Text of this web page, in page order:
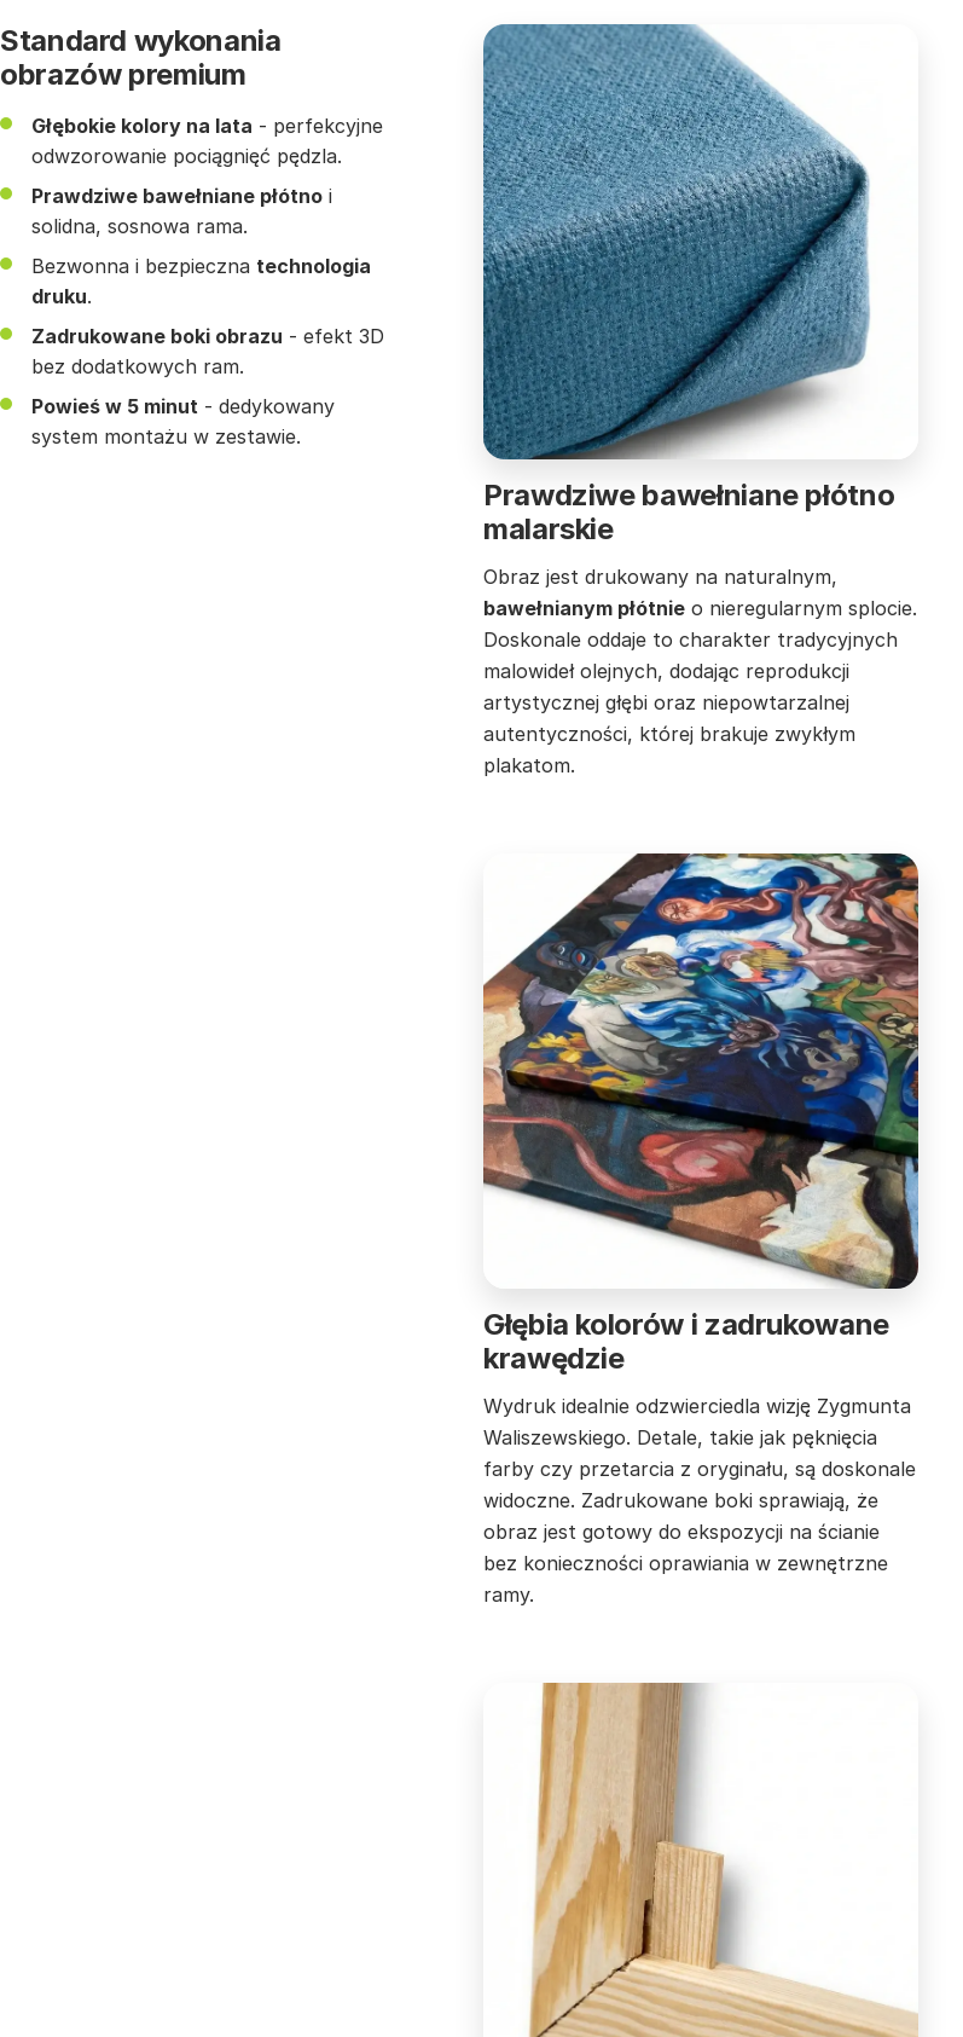
Standard wykonania
obrazów premium
Głębokie kolory na lata - perfekcyjne
odwzorowanie pociągnięć pędzla.
Prawdziwe bawełniane płótno i
solidna, sosnowa rama.
Bezwonna i bezpieczna technologia
druku.
Zadrukowane boki obrazu - efekt 3D
bez dodatkowych ram.
Powieś w 5 minut - dedykowany
system montażu w zestawie.
Prawdziwe bawełniane płótno
malarskie
Obraz jest drukowany na naturalnym,
bawełnianym płótnie o nieregularnym splocie.
Doskonale oddaje to charakter tradycyjnych
malowideł olejnych, dodając reprodukcji
artystycznej głębi oraz niepowtarzalnej
autentyczności, której brakuje zwykłym
plakatom.
Głębia kolorów i zadrukowane
krawędzie
Wydruk idealnie odzwierciedla wizję Zygmunta
Waliszewskiego. Detale, takie jak pęknięcia
farby czy przetarcia z oryginału, są doskonale
widoczne. Zadrukowane boki sprawiają, że
obraz jest gotowy do ekspozycji na ścianie
bez konieczności oprawiania w zewnętrzne
ramy.